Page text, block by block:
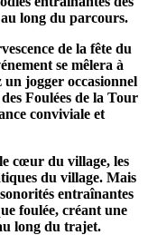
long du parcours.
de la fête du
se mêlera à
un jogger occasionnel
Foulées de la Tour
conviviale et
cœur du village, les
du village. Mais
entraînantes
foulée, créant une
long du trajet.